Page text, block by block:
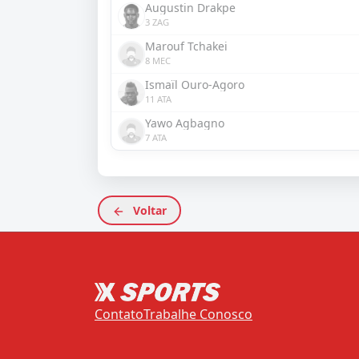
Augustin Drakpe
3 ZAG
Marouf Tchakei
8 MEC
Ismaïl Ouro-Agoro
11 ATA
Yawo Agbagno
7 ATA
Voltar
ContatoTrabalhe Conosco